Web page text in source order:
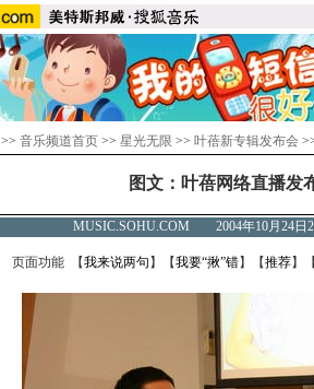
>> 音乐频道首页 >> 星光无限 >> 叶蓓新专辑发布会
图文：叶蓓网络直播发
MUSIC.SOHU.COM 2004年10月24
页面功能 【我来说两句 】【我要“揪”错】【推荐】